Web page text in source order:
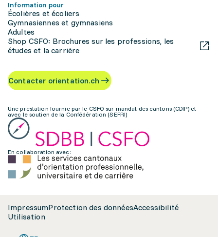
Information pour
Écolières et écoliers
Gymnasiennes et gymnasiens
Adultes
Shop CSFO: Brochures sur les professions, les
études et la carrière
Contacter orientation.ch
Une prestation fournie par le CSFO sur mandat des cantons (CDIP) et
avec le soutien de la Confédération (SEFRI)
En collaboration avec:
ImpressumProtection des donnéesAccessibilité
Utilisation